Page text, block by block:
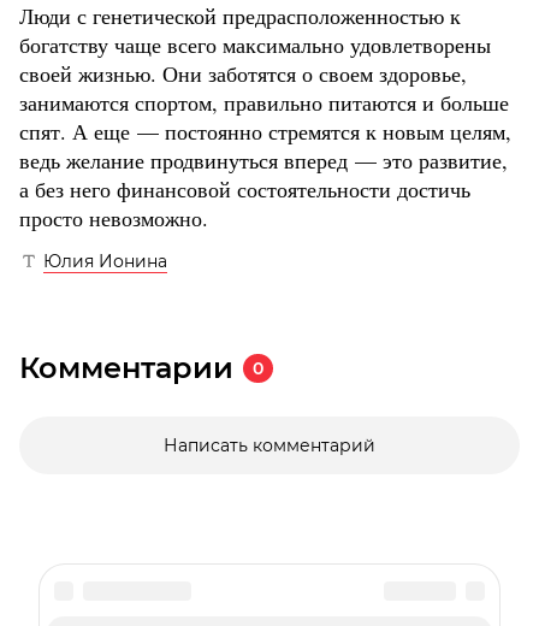
Люди с генетической предрасположенностью к
богатству чаще всего максимально удовлетворены
своей жизнью. Они заботятся о своем здоровье,
занимаются спортом, правильно питаются и больше
спят. А еще — постоянно стремятся к новым целям,
ведь желание продвинуться вперед — это развитие,
а без него финансовой состоятельности достичь
просто невозможно.
Юлия Ионина
Комментарии 0
Написать комментарий